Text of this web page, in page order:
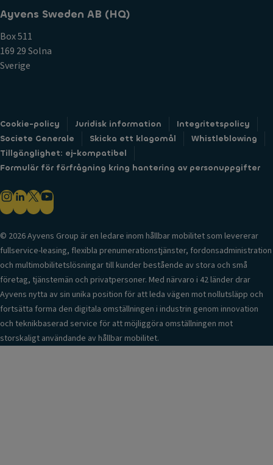
Ayvens Sweden AB (HQ)
Box 511
169 29 Solna
Sverige
Cookie-policy Juridisk information
Integritetspolicy
Societe Generale
Skicka ett klagomål
Whistleblowing
Tillgänglighet: ej-kompatibel
Formulär för förfrågning kring hantering av personuppgifter
© 2026 Ayvens Group är en ledare inom hållbar mobilitet som levererar
fullservice-leasing, flexibla prenumerationstjänster, fordonsadministration
och multimobilitetslösningar till kunder bestående av stora och små
företag, tjänstemän och privatpersoner. Med närvaro i 42 länder drar
Ayvens nytta av sin unika position för att leda vägen mot nollutsläpp och
fortsätta forma den digitala omställningen i industrin genom innovation
och teknikbaserad service för att möjliggöra omställningen mot
storskaligt användande av hållbar mobilitet.